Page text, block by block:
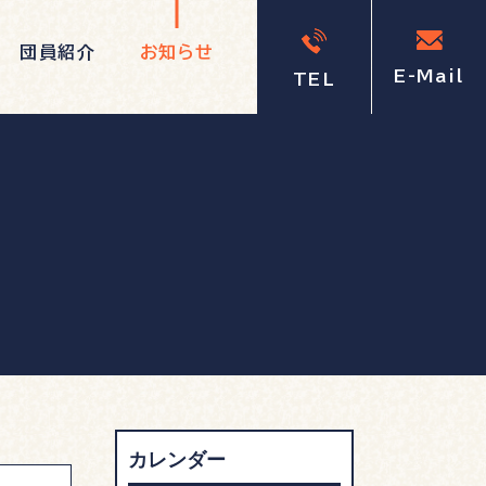
団員紹介
お知らせ
TEL
E-Mail
カレンダー